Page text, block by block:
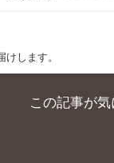
します。
この記事が